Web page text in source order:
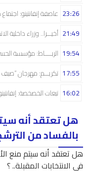
عاصفة إنفانتينو: 23:26
أخيـــرا.. وزراء داخلية 21:49
الربـــــاط: مؤسسة 19:54
تكريـــم: مهرجان 17:55
تبعات الخصخصة: 16:02
هل تعتقد أنه
بالفساد من
هل تعتقد أنه سيتم منع
في الانتخابات المقبلة.. ؟